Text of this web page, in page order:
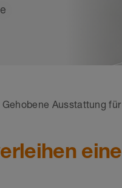
Gehobene Ausstattung